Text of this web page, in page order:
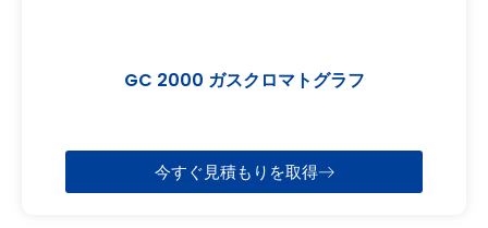
GC 2000 ガスクロマトグラフ
今すぐ見積もりを取得